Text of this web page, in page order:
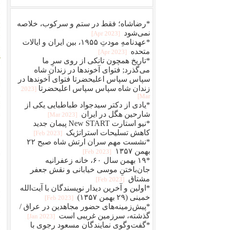
*رضاشاه؛ فقط در ستم و سرکوب، خلاصه
نمی‌شود
[2023 Apr]
*عهدنامهِ مودتِ ۱۹۵۵، بین ایران و ایالات
متحده
[2023 Apr]
*تاریخ همچون تانکی از روی سرِ ما
می‌گذرد; فتوای آخوندها در زندان شاه
سپاس سپاس اعلیحضرتا فتوای آخوندها در
زندان شاه سپاس سپاس اعلیحضرتا
[2023
Mar]
*یادی از دکتر سیدجواد طباطبایی یکی از
شارحین هگل در ایران
[2023 Mar]
*نیو استارت New START پیمان جدید
کاهش تسلیحات استراتژیک
[2023 Feb]
*نشست مهم سران ارتش شاه صبح ۲۲
بهمن ۱۳۵۷
[2023 Feb]
*۱۹ بهمن سال ۶۰، خانه زعفرانیه
جان‌باختنِ موسی خیابانی و نقش جعفر
مشتاق
[2023 Feb]
*اولین و آخرین دیدار نویسندگان با آیت‌الله
خمینی (۲۹ بهمن ۱۳۵۷)
[2023 Feb]
*پیش‌زمینه‌های حضور مجاهدین در عراق /
گذشته، سرزمین غریبی است
[2023 Jan]
*گفت‌وگوی نمایندگان مسعود رجوی با